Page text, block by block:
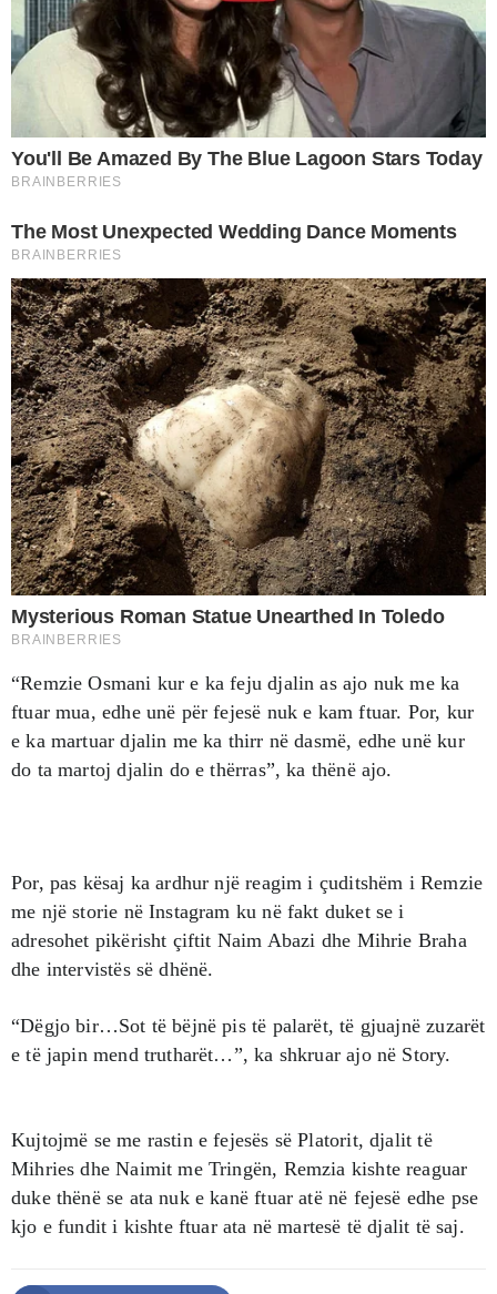
“Remzie Osmani kur e ka feju djalin as ajo nuk me ka
ftuar mua, edhe unë për fejesë nuk e kam ftuar. Por, kur
e ka martuar djalin me ka thirr në dasmë, edhe unë kur
do ta martoj djalin do e thërras”, ka thënë ajo.
Por, pas kësaj ka ardhur një reagim i çuditshëm i Remzie
me një storie në Instagram ku në fakt duket se i
adresohet pikërisht çiftit Naim Abazi dhe Mihrie Braha
dhe intervistës së dhënë.
“Dëgjo bir…Sot të bëjnë pis të palarët, të gjuajnë zuzarët
e të japin mend trutharët…”, ka shkruar ajo në Story.
Kujtojmë se me rastin e fejesës së Platorit, djalit të
Mihries dhe Naimit me Tringën, Remzia kishte reaguar
duke thënë se ata nuk e kanë ftuar atë në fejesë edhe pse
kjo e fundit i kishte ftuar ata në martesë të djalit të saj.